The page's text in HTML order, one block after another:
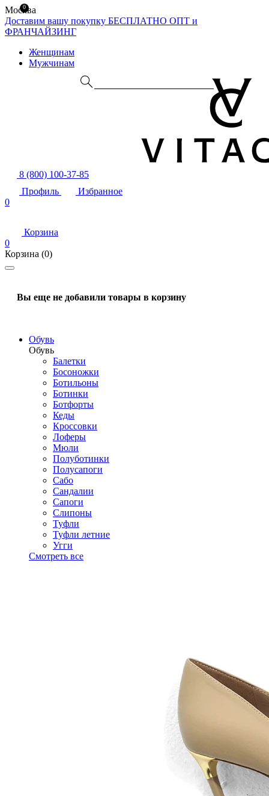
Москва
Доставим вашу покупку БЕСПЛАТНО ОПТ и
ФРАНЧАЙЗИНГ
Женщинам
Мужчинам
8 (800) 100-37-85
Профиль
Избранное
0
Корзина
0
Корзина (0)
Вы еще не добавили товары в корзину
Обувь
Обувь
Балетки
Босоножки
Ботильоны
Ботинки
Ботфорты
Кеды
Кроссовки
Лоферы
Мюли
Полуботинки
Полусапоги
Сабо
Сандалии
Сапоги
Слипоны
Туфли
Туфли летние
Угги
Смотреть все
0